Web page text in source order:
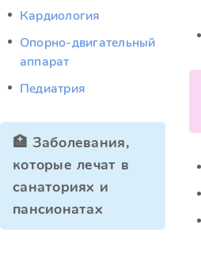
Кардиология
Опорно-двигательный
аппарат
Педиатрия
🏥 Заболевания,
которые лечат в
санаториях и
пансионатах